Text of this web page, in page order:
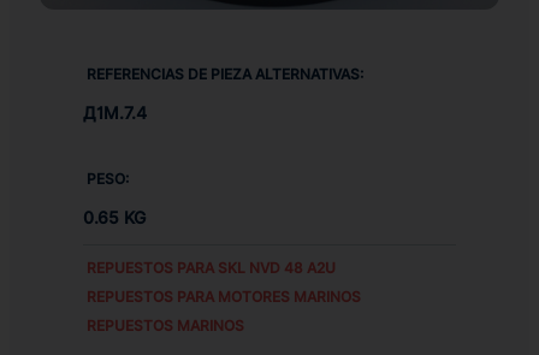
REFERENCIAS DE PIEZA ALTERNATIVAS:
Д1М.7.4
PESO:
0.65 KG
REPUESTOS PARA SKL NVD 48 A2U
REPUESTOS PARA MOTORES MARINOS
REPUESTOS MARINOS